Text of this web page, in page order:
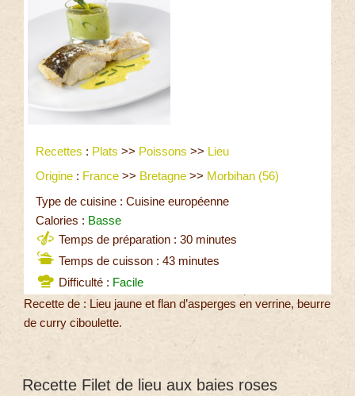
Recettes : Plats >> Poissons >> Lieu
Origine : France >> Bretagne >> Morbihan (56)
Type de cuisine : Cuisine européenne
Calories : Basse
Temps de préparation : 30 minutes
Temps de cuisson : 43 minutes
Difficulté : Facile
Recette de : Lieu jaune et flan d’asperges en verrine, beurre
de curry ciboulette.
Recette Filet de lieu aux baies roses